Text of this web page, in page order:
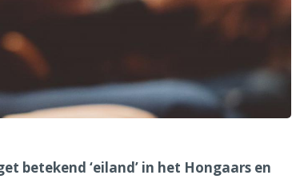
betekend ‘eiland’ in het Hongaars en